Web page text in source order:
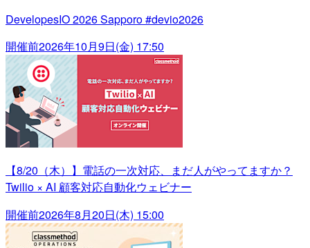
DevelopesIO 2026 Sapporo #devio2026
開催前2026年10月9日(金) 17:50
【8/20（木）】電話の一次対応、まだ人がやってますか？
Twilio × AI 顧客対応自動化ウェビナー
開催前2026年8月20日(木) 15:00